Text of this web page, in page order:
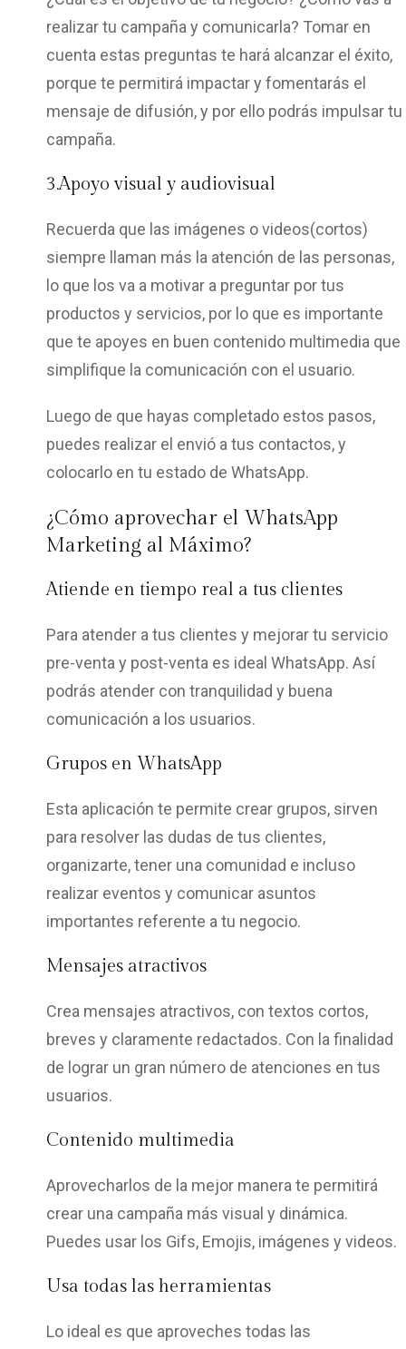
realizar tu campaña y comunicarla? Tomar en
cuenta estas preguntas te hará alcanzar el éxito,
porque te permitirá impactar y fomentarás el
mensaje de difusión, y por ello podrás impulsar tu
campaña.
3.Apoyo visual y audiovisual
Recuerda que las imágenes o videos(cortos)
siempre llaman más la atención de las personas,
lo que los va a motivar a preguntar por tus
productos y servicios, por lo que es importante
que te apoyes en buen contenido multimedia que
simplifique la comunicación con el usuario.
Luego de que hayas completado estos pasos,
puedes realizar el envió a tus contactos, y
colocarlo en tu estado de WhatsApp.
¿Cómo aprovechar el WhatsApp
Marketing al Máximo?
Atiende en tiempo real a tus clientes
Para atender a tus clientes y mejorar tu servicio
pre-venta y post-venta es ideal WhatsApp. Así
podrás atender con tranquilidad y buena
comunicación a los usuarios.
Grupos en WhatsApp
Esta aplicación te permite crear grupos, sirven
para resolver las dudas de tus clientes,
organizarte, tener una comunidad e incluso
realizar eventos y comunicar asuntos
importantes referente a tu negocio.
Mensajes atractivos
Crea mensajes atractivos, con textos cortos,
breves y claramente redactados. Con la finalidad
de lograr un gran número de atenciones en tus
usuarios.
Contenido multimedia
Aprovecharlos de la mejor manera te permitirá
crear una campaña más visual y dinámica.
Puedes usar los Gifs, Emojis, imágenes y videos.
Usa todas las herramientas
Lo ideal es que aproveches todas las